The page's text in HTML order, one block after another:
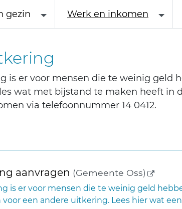
gezin Werk en inkomen
is er voor mensen die te weinig geld
wat met bijstand te maken heeft in
via telefoonnummer 14 0412.
aanvragen (Gemeente Oss)
is er voor mensen die te weinig geld
een andere uitkering. Lees hier wat